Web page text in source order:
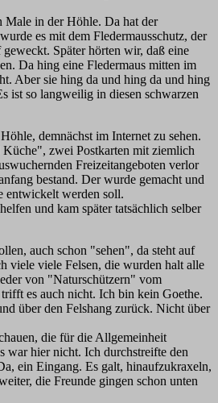
Male in der Höhle. Da hat der
es mit dem Fledermausschutz, der
Später hörten wir, daß eine
Da hing eine Fledermaus mitten im
Aber sie hing da und hing da und hing
ist so langweilig in diesen schwarzen
demnächst im Internet zu sehen.
zwei Postkarten mit ziemlich
Freizeitangeboten verlor
bestand. Der wurde gemacht und
entwickelt werden soll.
und kam später tatsächlich selber
auch schon "sehen", da steht auf
viele viele Felsen, die wurden halt alle
von "Naturschützern" vom
es auch nicht. Ich bin kein Goethe.
über den Felshang zurück. Nicht über
die für die Allgemeinheit
war hier nicht. Ich durchstreifte den
ein Eingang. Es galt, hinaufzukraxeln,
die Freunde gingen schon unten